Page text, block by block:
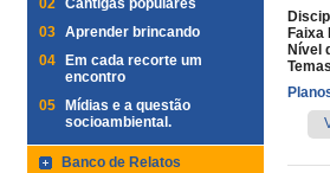
02 Cantigas populares
03 Aprender brincando
04
Em cada recorte um
encontro
05
Mídias e a questão
socioambiental.
Banco de Relatos
Faixa
Nível